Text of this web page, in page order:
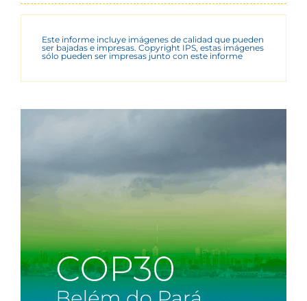
Este informe incluye imágenes de calidad que pueden
ser bajadas e impresas. Copyright IPS, estas imágenes
sólo pueden ser impresas junto con este informe